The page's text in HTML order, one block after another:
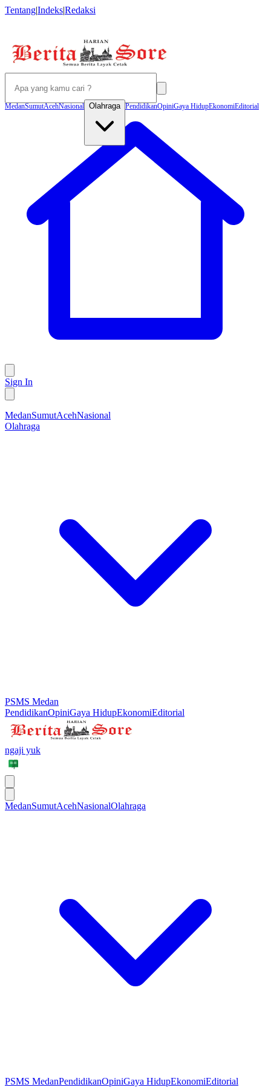
Tentang|Indeks|Redaksi
MedanSumutAcehNasional Olahraga PendidikanOpiniGaya HidupEkonomiEditorial
Sign In
MedanSumutAcehNasional
Olahraga
PSMS Medan
PendidikanOpiniGaya HidupEkonomiEditorial
ngaji yuk
MedanSumutAcehNasionalOlahraga
PSMS MedanPendidikanOpiniGaya HidupEkonomiEditorial